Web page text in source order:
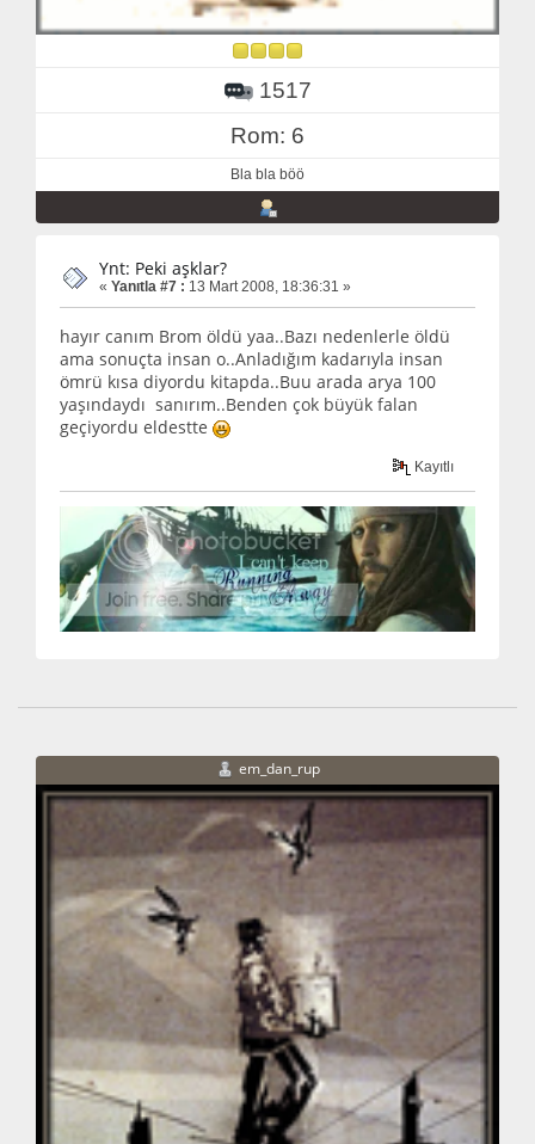
1517
Rom: 6
Bla bla böö
Ynt: Peki aşklar?
« Yanıtla #7 : 13 Mart 2008, 18:36:31 »
hayır canım Brom öldü yaa..Bazı nedenlerle öldü
ama sonuçta insan o..Anladığım kadarıyla insan
ömrü kısa diyordu kitapda..Buu arada arya 100
yaşındaydı sanırım..Benden çok büyük falan
geçiyordu eldestte
Kayıtlı
em_dan_rup